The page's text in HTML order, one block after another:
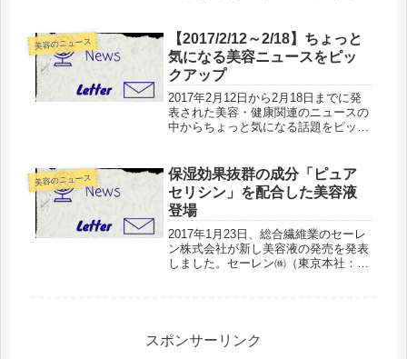
2 月 17 日（金）から、ダイエットサ
プリメント「パーフェク...
美容のニュース
【2017/2/12～2/18】ちょっと
気になる美容ニュースをピッ
クアップ
2017年2月12日から2月18日までに発
表された美容・健康関連のニュースの
中からちょっと気になる話題をピック
深く掘り下げず、ポイントを搾ってご
紹介することを目的としていま...
美容のニュース
保湿効果抜群の成分「ピュア
セリシン」を配合した美容液
登場
2017年1月23日、総合繊維業のセーレ
ン株式会社が新し美容液の発売を発表
しました。セーレン㈱（東京本社：港
スポンサーリンク